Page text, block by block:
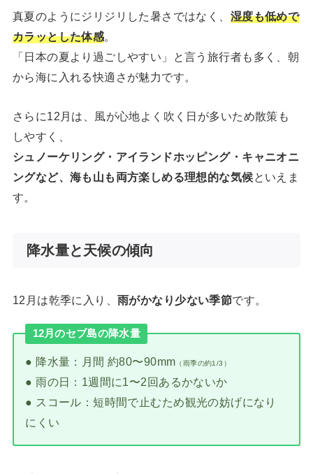
真夏のようにジリジリした暑さではなく、 湿度も低めで
カラッとした体感。
「日本の夏より過ごしやすい」と言う旅行者も多く、朝
から海に入れる快適さが魅力です。
さらに12月は、風が心地よく吹く日が多いため散策も
しやすく、
シュノーケリング・アイランドホッピング・キャニオニ
ングなど、海も山も両方楽しめる理想的な気候 といえま
す。
降水量と天候の傾向
12月は乾季に入り、雨がかなり少ない季節です。
12月のセブ島の降水量
● 降水量：月間 約80〜90mm （雨季の約1/3）
● 雨の日：1週間に1〜2回あるかないか
● スコール：短時間で止むため観光の妨げになり
にくい